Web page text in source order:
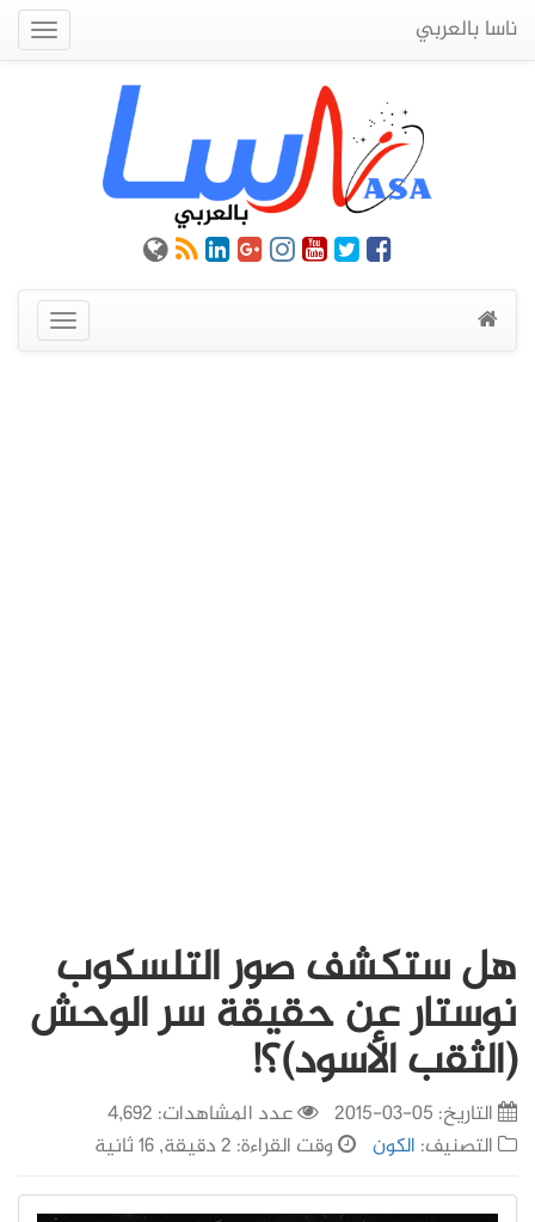
ناسا بالعربي
عرض
القائمة
هل ستكشف صور التلسكوب
نوستار عن حقيقة سر الوحش
(الثقب الأسود)؟!
التاريخ: 05-03-2015
عدد المشاهدات: 4,692
التصنيف: الكون وقت القراءة: 2 دقيقة, 16 ثانية